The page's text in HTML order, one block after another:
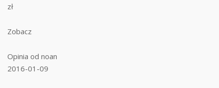
zł
Zobacz
Opinia od noan
2016-01-09